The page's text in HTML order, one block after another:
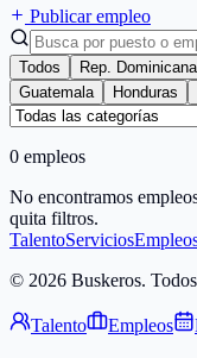
Publicar empleo
Todos Rep. Dominicana
Guatemala
Honduras
0 empleos
No encontramos
quita filtros.
TalentoServicios
© 2026 Buskeros.
Talento Empleos